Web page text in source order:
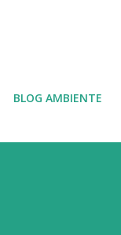
BLOG AMBIENTE